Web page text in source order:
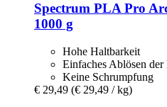
Spectrum PLA Pro
1000 g
Hohe Haltbarkeit
Einfaches Ablösen
Keine Schrumpfung
€ 29,49 (€ 29,49 / kg)